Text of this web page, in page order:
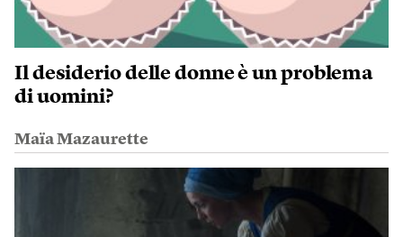
Il desiderio delle donne è un problema
di uomini?
Maïa Mazaurette